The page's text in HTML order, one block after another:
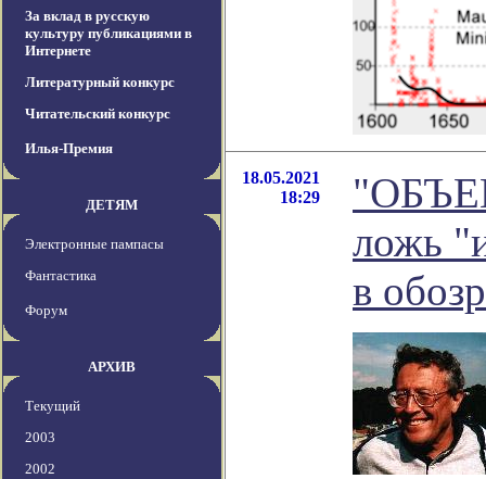
За вклад в русскую
культуру публикациями в
Интернете
Литературный конкурс
Читательский конкурс
Илья-Премия
ДЕТЯМ
Электронные пампасы
Фантастика
Форум
АРХИВ
Текущий
2003
2002
18.05.2021
18:29
ложь
в